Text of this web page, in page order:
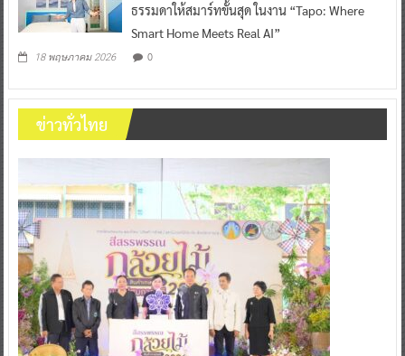
ธรรมดาให้สมาร์ทขั้นสุด ในงาน “Tapo: Where
Smart Home Meets Real AI”
18 พฤษภาคม 2026 0
ข่าวทั่วไทย